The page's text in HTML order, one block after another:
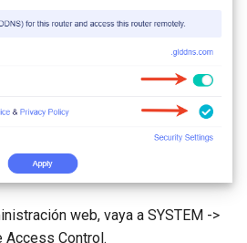
web, vaya a SYSTEM ->
Access Control.